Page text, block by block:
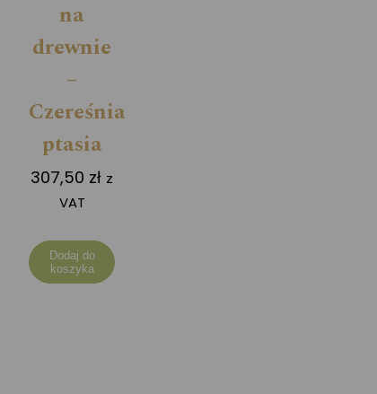
na
drewnie
–
Czereśnia
ptasia
307,50 zł z
VAT
Dodaj do
koszyka